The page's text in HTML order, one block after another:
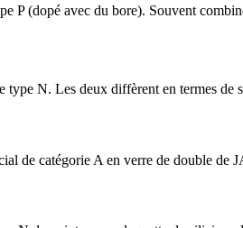
P (dopé avec du bore). Souvent
N. Les deux diffèrent en termes
de catégorie A en verre de double de